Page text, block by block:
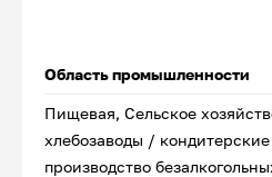
Область промышленности
Пищевая, Сельское
хлебозаводы /
производство